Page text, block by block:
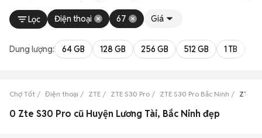
Lọc Điện thoại 67 Giá
Dung lượng: 64 GB 128 GB 256 GB 512 GB 1 TB
Chợ Tốt Điện thoại ZTE ZTE S30 Pro ZTE S30 Pro Bắc Ninh ZTE
0 Zte S30 Pro cũ Huyện Lương Tài, Bắc Ninh đẹp